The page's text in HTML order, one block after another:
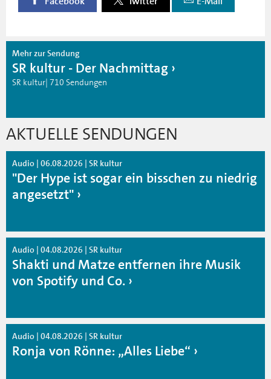
Mehr zur Sendung
SR kultur - Der Nachmittag
SR kultur| 710 Sendungen
AKTUELLE SENDUNGEN
Audio | 06.08.2026 | SR kultur
"Der Hype ist sogar ein bisschen zu niedrig
angesetzt"
Audio | 04.08.2026 | SR kultur
Shakti und Matze entfernen ihre Musik
von Spotify und Co.
Audio | 04.08.2026 | SR kultur
Ronja von Rönne: „Alles Liebe“